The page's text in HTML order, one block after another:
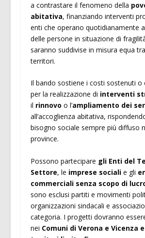
a contrastare il fenomeno della
abitativa, finanziando interventi
enti che operano quotidianamente
delle persone in situazione di
saranno suddivise in misura equa
territori.
Il bando sostiene i costi sostenuti o
per la realizzazione di interventi
il rinnovo o l’ampliamento dei
all’accoglienza abitativa,
bisogno sociale sempre più diffuso
province.
Possono partecipare gli Enti del
Settore, le imprese socialie gli
commerciali senza scopo di
sono esclusi partiti e movimenti
organizzazioni sindacali e
categoria. I progetti dovranno
nei Comuni di Verona e Vicenza